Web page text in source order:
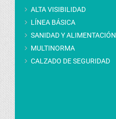
ALTA VISIBILIDAD
LÍNEA BÁSICA
SANIDAD Y ALIMENTACIÓN
MULTINORMA
CALZADO DE SEGURIDAD